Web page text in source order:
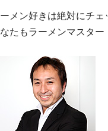
メン好きは絶対にチ
たもラーメンマスター